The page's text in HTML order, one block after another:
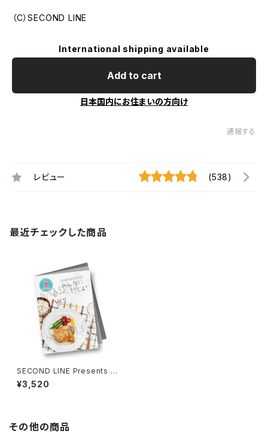
（C）SECOND LINE
International shipping available
Add to cart
日本国内にお住まいの方向け
通報する
レビュー (538)
最近チェックした商品
SECOND LINE Presents み
んなに会いに行くよ! 第5回 in
静岡 パンフレット
¥3,520
その他の商品